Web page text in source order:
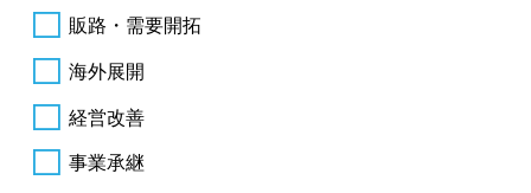
販路・需要開拓
海外展開
経営改善
事業承継